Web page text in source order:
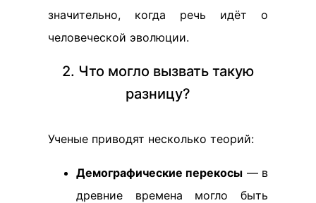
значительно, когда речь идёт о
человеческой эволюции.
2. Что могло вызвать такую
разницу?
Ученые приводят несколько теорий:
Демографические перекосы — в
древние времена могло быть